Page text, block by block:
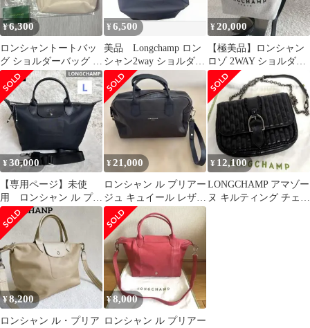
¥6,300
ロンシャントートバッ
グ ショルダーバッグ プ
リアージュXS
longchamp
¥6,500
美品 Longchamp ロン
シャン2way ショルダー
バッグ ブラック
¥20,000
【極美品】ロンシャン
ロゾ 2WAY ショルダー
バッグ ハンドバッグ フ
ランス製
¥30,000
【専用ページ】未使
用 ロンシャン ル プリ
アージュ エナジーL ト
ート ブラック
¥21,000
ロンシャン ル プリアー
ジュ キュイール レザー
2wayバッグ 黒 1082
¥ 12,100
LONGCHAMP アマゾー
ヌ キルティング チェー
¥8,200
ロンシャン ル・プリア
¥8,000
ロンシャン ル プリアー